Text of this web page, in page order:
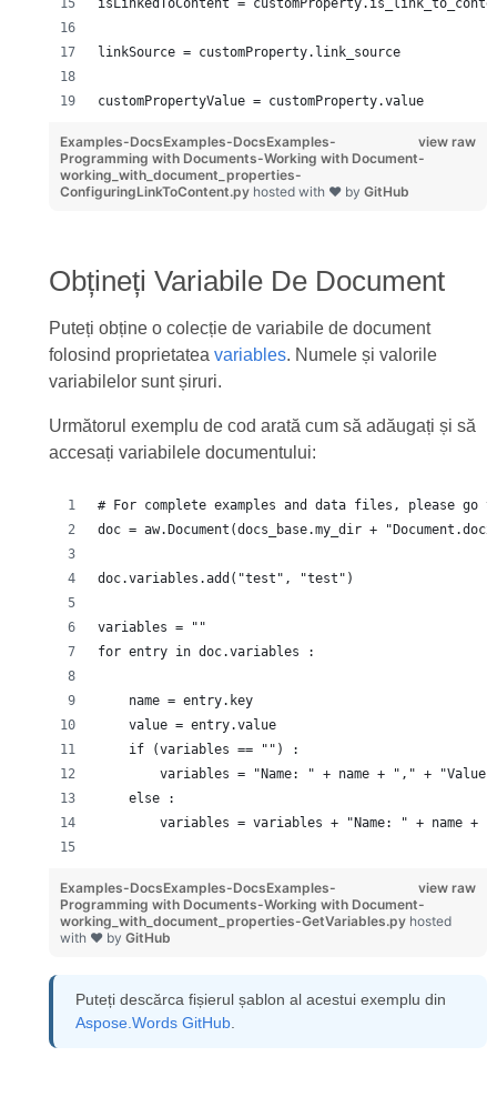
isLinkedToContent =
linkSource = customProperty.link_source
customPropertyValue = customProperty.value
view raw
Examples-DocsExamples-DocsExamples-
Programming with Documents-Working with Document-
working_with_document_properties-
ConfiguringLinkToContent.py hosted with ❤ by GitHub
Obțineți Variabile De Document
Puteți obține o colecție de variabile de document
folosind proprietatea variables. Numele și valorile
variabilelor sunt șiruri.
Următorul exemplu de cod arată cum să adăugați și să
accesați variabilele documentului:
# For complete examples and data files, please go
doc = aw.Document(docs_base.my_dir +
doc.variables.add("test", "test")
variables = ""
for entry in doc.variables :
    name = entry.key
    value = entry.value
    if (variables == "") :
variables = "Name: " + name + "," +
    else :
variables = variables + "Name: " + name +
view raw
Examples-DocsExamples-DocsExamples-
Programming with Documents-Working with Document-
working_with_document_properties-GetVariables.py hosted
with ❤ by GitHub
Puteți descărca fișierul șablon al acestui exemplu din
Aspose.Words GitHub.